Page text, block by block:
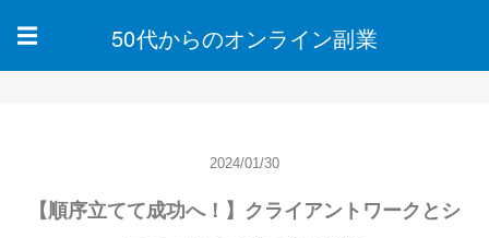
☰ 50代からのオンライン副業
2024/01/30
【順序立てて成功へ！】クライアントワークとシ